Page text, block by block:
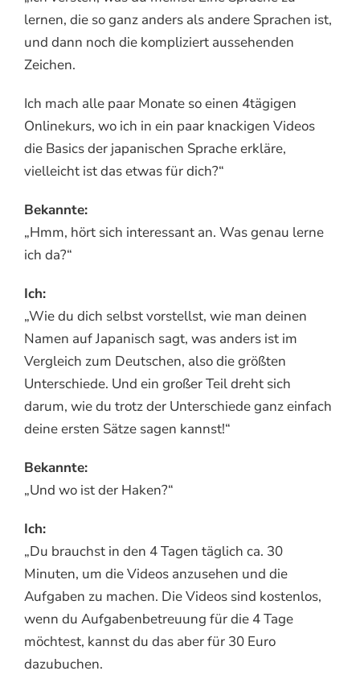
lernen, die so ganz anders als andere Sprachen ist,
und dann noch die kompliziert aussehenden
Zeichen.
Ich mach alle paar Monate so einen 4tägigen
Onlinekurs, wo ich in ein paar knackigen Videos
die Basics der japanischen Sprache erkläre,
vielleicht ist das etwas für dich?“
Bekannte:
„Hmm, hört sich interessant an. Was genau lerne
ich da?“
Ich:
„Wie du dich selbst vorstellst, wie man deinen
Namen auf Japanisch sagt, was anders ist im
Vergleich zum Deutschen, also die größten
Unterschiede. Und ein großer Teil dreht sich
darum, wie du trotz der Unterschiede ganz einfach
deine ersten Sätze sagen kannst!“
Bekannte:
„Und wo ist der Haken?“
Ich:
„Du brauchst in den 4 Tagen täglich ca. 30
Minuten, um die Videos anzusehen und die
Aufgaben zu machen. Die Videos sind kostenlos,
wenn du Aufgabenbetreuung für die 4 Tage
möchtest, kannst du das aber für 30 Euro
dazubuchen.